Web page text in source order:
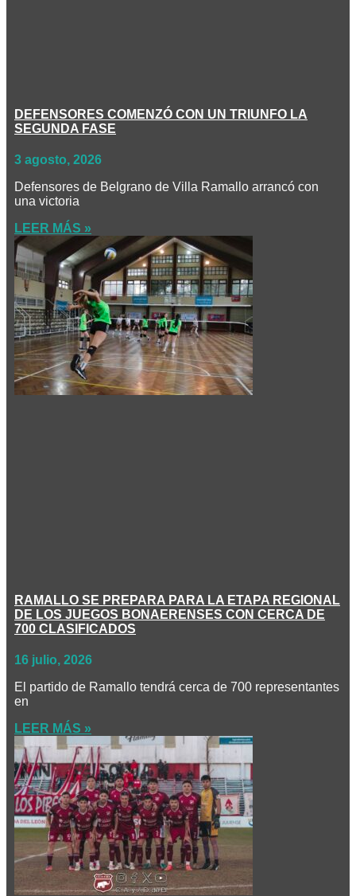
DEFENSORES COMENZÓ CON UN TRIUNFO LA
SEGUNDA FASE
3 agosto, 2026
Defensores de Belgrano de Villa Ramallo arrancó con
una victoria
LEER MÁS »
RAMALLO SE PREPARA PARA LA ETAPA REGIONAL
DE LOS JUEGOS BONAERENSES CON CERCA DE
700 CLASIFICADOS
16 julio, 2026
El partido de Ramallo tendrá cerca de 700 representantes
en
LEER MÁS »